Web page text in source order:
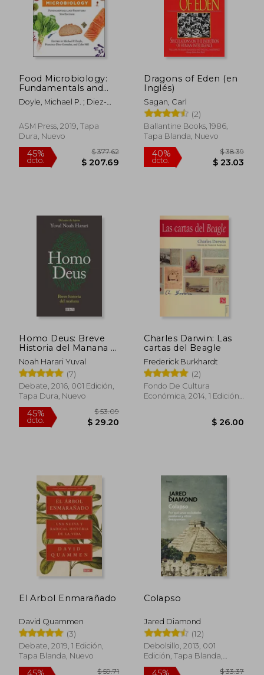
Food Microbiology:
Fundamentals and
Frontiers (en Inglés)
Doyle, Michael P. ; Diez-
Colin
ASM Press, 2019, Tapa
Dura, Nuevo
45%
dcto. $ 207.69
Dragons of Eden (en
Inglés)
Sagan, Carl
(2)
Ballantine Books, 1986,
Tapa Blanda, Nuevo
dcto.
Homo Deus: Breve
Historia del Manana =
Sapiens
Noah Harari Yuval
(7)
Debate, 2016, 001 Edición,
Tapa Dura, Nuevo
Charles Darwin: Las
cartas del Beagle
Frederick Burkhardt
(2)
Fondo De Cultura
Económica, 2014, 1 Edición,
El Arbol Enmarañado
David Quammen
(3)
Debate, 2019, 1 Edición,
Tapa Blanda, Nuevo
Colapso
Jared Diamond
(12)
Debolsillo, 2013, 001
Edición, Tapa Blanda,
Nuevo